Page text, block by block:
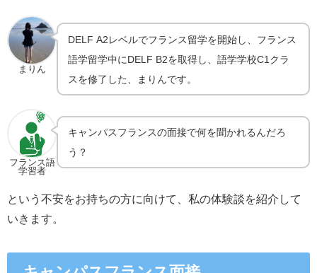
まりん
DELF A2レベルでフランス留学を開始し、フランス
語学留学中にDELF B2を取得し、語学学校C1クラ
スを修了した、まりんです。
フランス語
学習者
キャンパスフランスの面接で何を聞かれるんだろ
う？
という不安をお持ちの方に向けて、私の体験談を紹介して
いきます。